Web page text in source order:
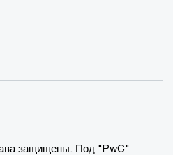
защищены. Под "PwC"